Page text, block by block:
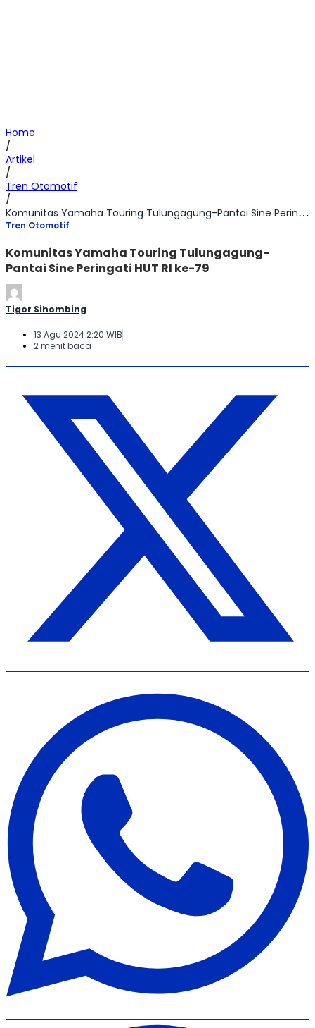
Home
/
Artikel
/
Tren Otomotif
/
Komunitas Yamaha Touring Tulungagung-Pantai Sine Peringati HUT RI ke-79
Tren Otomotif
Komunitas Yamaha Touring Tulungagung-
Pantai Sine Peringati HUT RI ke-79
Tigor Sihombing
13 Agu 2024 2:20 WIB
2 menit baca